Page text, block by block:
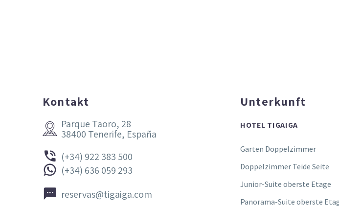
Kontakt

 Parque Taoro, 28
38400 Tenerife, España

 (+34) 922 383 500

 (+34) 636 059 293

 reservas@tigaiga.com
Unterkunft
HOTEL TIGAIGA
Garten Doppelzimmer
Doppelzimmer Teide Seite
Junior-Suite oberste Etage
Panorama-Suite oberste